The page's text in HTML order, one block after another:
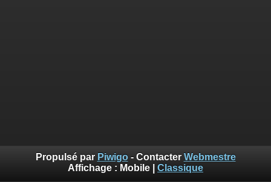
Propulsé par Piwigo- Contacter Webmestre
Affichage : Mobile Classique